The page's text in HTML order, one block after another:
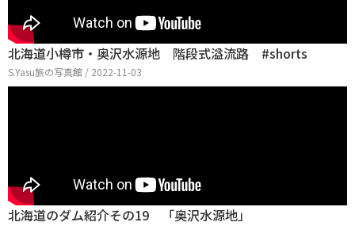
北海道小樽市・奥沢水源地 階段式溢流路 #shorts
S.Yasu旅の写真館 / 2022-11-03
北海道のダム紹介その19 「奥沢水源地」